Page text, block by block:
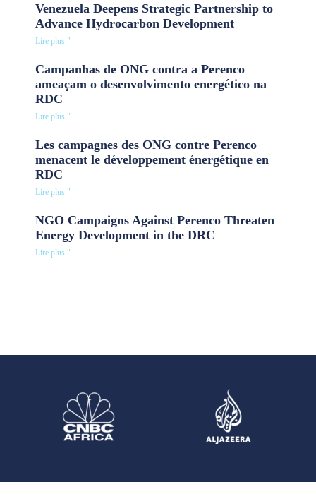
Venezuela Deepens Strategic Partnership to
Advance Hydrocarbon Development
Lire plus "
Campanhas de ONG contra a Perenco
ameaçam o desenvolvimento energético na
RDC
Lire plus "
Les campagnes des ONG contre Perenco
menacent le développement énergétique en
RDC
Lire plus "
NGO Campaigns Against Perenco Threaten
Energy Development in the DRC
Lire plus "